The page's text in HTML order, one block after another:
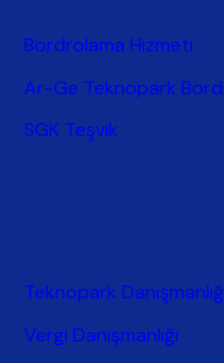
Bordrolama Hizmeti
Ar-Ge Teknopark
SGK Teşvik
Teknopark
Vergi Danışmanlığı